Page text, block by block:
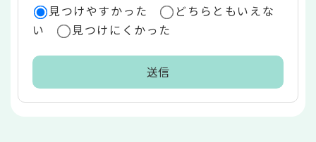
見つけやすかった
どちらともいえな
い
見つけにくかった